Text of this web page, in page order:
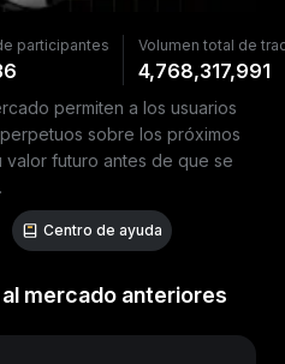
participantes Volumen total de
4,768,317,991
permiten a los usuarios
sobre los próximos
futuro antes de que se
Centro de ayuda
mercado anteriores